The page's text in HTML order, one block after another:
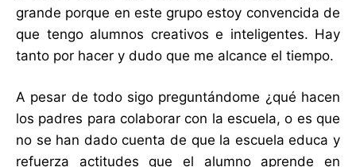
grande porque en este grupo estoy convencida de
que tengo alumnos creativos e inteligentes. Hay
tanto por hacer y dudo que me alcance el tiempo.
A pesar de todo sigo preguntándome ¿qué hacen
los padres para colaborar con la escuela, o es que
no se han dado cuenta de que la escuela educa y
refuerza actitudes que el alumno aprende en